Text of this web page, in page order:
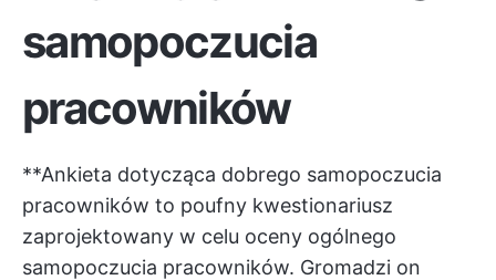
samopoczucia
pracowników
**Ankieta dotycząca dobrego samopoczucia
pracowników to poufny kwestionariusz
zaprojektowany w celu oceny ogólnego
samopoczucia pracowników. Gromadzi on